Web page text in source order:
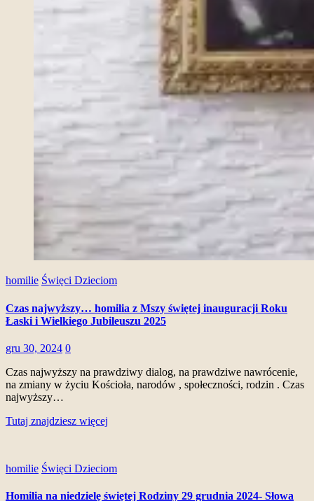
homilie Święci Dzieciom
Czas najwyższy… homilia z Mszy świętej inauguracji Roku
Łaski i Wielkiego Jubileuszu 2025
gru 30, 2024 0
Czas najwyższy na prawdziwy dialog, na prawdziwe nawrócenie,
na zmiany w życiu Kościoła, narodów , społeczności, rodzin . Czas
najwyższy…
Tutaj znajdziesz więcej
homilie Święci Dzieciom
Homilia na niedzielę świętej Rodziny 29 grudnia 2024- Słowa